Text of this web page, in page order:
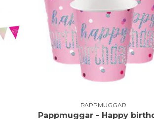
PAPPMUGGAR